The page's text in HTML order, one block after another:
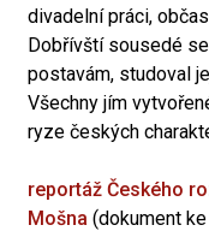
divadelní práci,
Dobřívští sousedé
postavám, studoval
Všechny jím
ryze českých
reportáž Českého
Mošna (dokument